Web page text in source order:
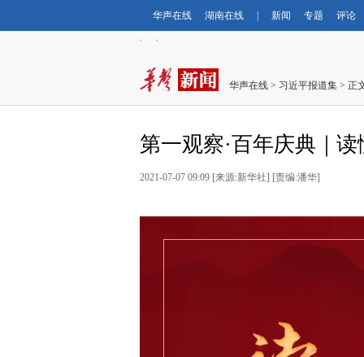
华声在线 湖南在线 新闻 专题 评论
华声在线 > 习近平报道集 > 正
第一观察·百年庆典｜
2021-07-07 09:09 [来源:新华社] [责编:潘华]